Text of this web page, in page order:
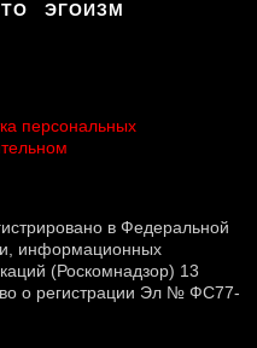
ЭГОИЗМ
персональных
в Федеральной
информационных
(Роскомнадзор) 13
о регистрации Эл № ФС77-